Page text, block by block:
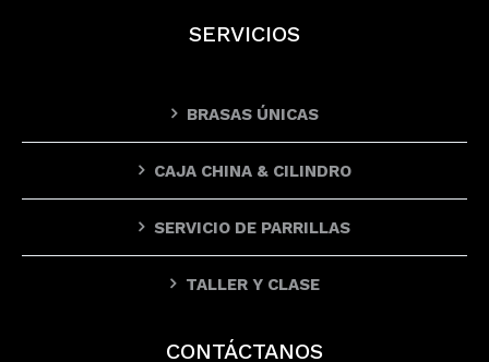
SERVICIOS
BRASAS ÚNICAS
CAJA CHINA & CILINDRO
SERVICIO DE PARRILLAS
TALLER Y CLASE
CONTÁCTANOS